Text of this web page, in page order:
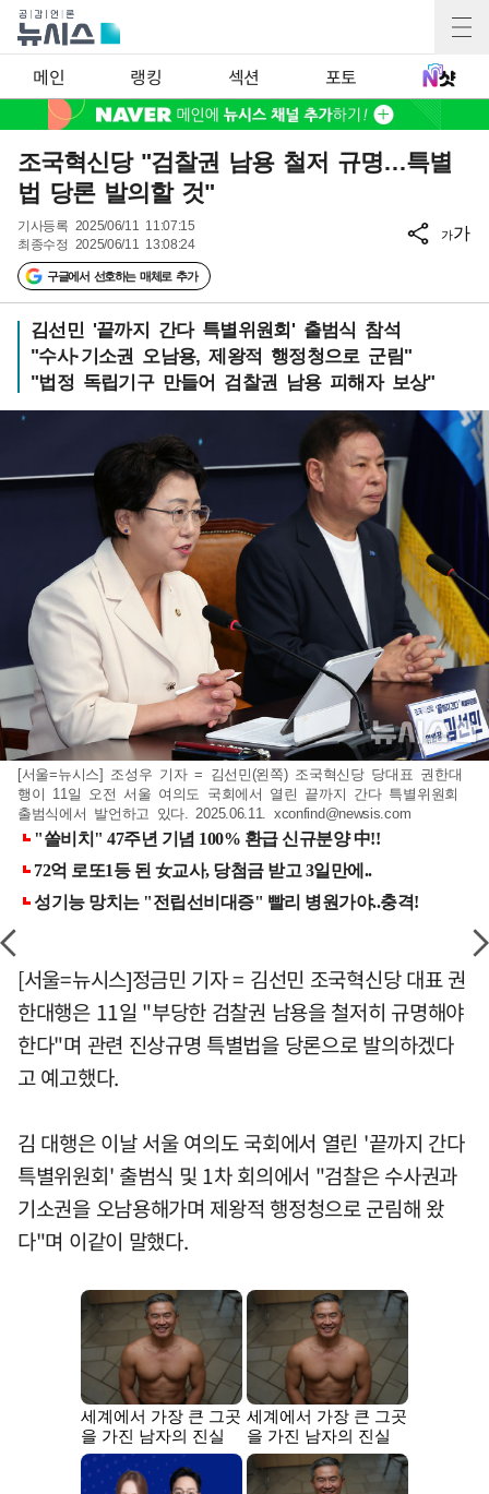
메인 랭킹 섹션 포토
조국혁신당 "검찰권 남용 철저 규명…특별
법 당론 발의할 것"
기사등록 2025/06/11 11:07:15
최종수정 2025/06/11 13:08:24
구글에서 선호하는 매체로 추가
가가
김선민 '끝까지 간다 특별위원회' 출범식 참석
"수사·기소권 오남용, 제왕적 행정청으로 군림"
"법정 독립기구 만들어 검찰권 남용 피해자 보상"
[서울=뉴시스] 조성우 기자 = 김선민(왼쪽) 조국혁신당 당대표 권한대
행이 11일 오전 서울 여의도 국회에서 열린 끝까지 간다 특별위원회
출범식에서 발언하고 있다. 2025.06.11. xconfind@newsis.com
[서울=뉴시스]정금민 기자 = 김선민 조국혁신당 대표 권
한대행은 11일 "부당한 검찰권 남용을 철저히 규명해야
한다"며 관련 진상규명 특별법을 당론으로 발의하겠다
고 예고했다.
김 대행은 이날 서울 여의도 국회에서 열린 '끝까지 간다
특별위원회' 출범식 및 1차 회의에서 "검찰은 수사권과
기소권을 오남용해가며 제왕적 행정청으로 군림해 왔
다"며 이같이 말했다.